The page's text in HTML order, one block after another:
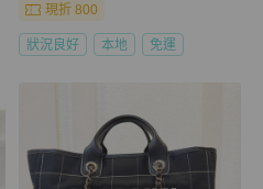
現折 800
狀況良好 本地 免運